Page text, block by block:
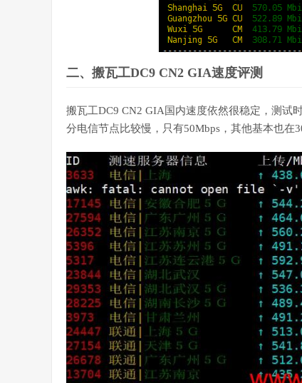
二、搬瓦工DC9 CN2 GIA速度评测
搬瓦工DC9 CN2 GIA国内速度依然很稳定，测试
分电信节点比较慢，只有50Mbps，其他基本也在